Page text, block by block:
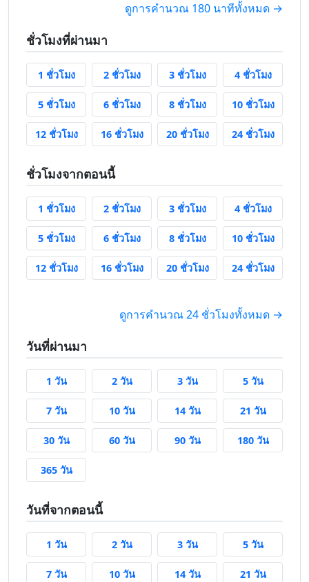
ดูการคำนวณ 180 นาทีทั้งหมด →
ชั่วโมงที่ผ่านมา
1 ชั่วโมง1 ชั่วโมงที่แล้ว
2 ชั่วโมง2 ชั่วโมงที่แล้ว
3 ชั่วโมง3 ชั่วโมงที่แล้ว
4 ชั่วโมง4 ชั่วโม
5 ชั่วโมง5 ชั่วโมงที่แล้ว
6 ชั่วโมง6 ชั่วโมงที่แล้ว
8 ชั่วโมง8 ชั่วโมงที่แล้ว
10 ชั่วโมง10 ชั่วโ
12 ชั่วโมง12 ชั่วโมงที่แล้ว
16 ชั่วโมง16 ชั่วโมงที่แล้ว
20 ชั่วโมง20 ชั่วโมงที่แล้ว
24 ชั่วโมง24 ชั่วโ
ชั่วโมงจากตอนนี้
1 ชั่วโมง1 ชั่วโมงจากนี้
2 ชั่วโมง2 ชั่วโมงจากนี้
3 ชั่วโมง3 ชั่วโมงจากนี้
4 ชั่วโมง4 ชั่วโม
5 ชั่วโมง5 ชั่วโมงจากนี้
6 ชั่วโมง6 ชั่วโมงจากนี้
8 ชั่วโมง8 ชั่วโมงจากนี้
10 ชั่วโมง10 ชั่วโ
12 ชั่วโมง12 ชั่วโมงจากนี้
16 ชั่วโมง16 ชั่วโมงจากนี้
20 ชั่วโมง20 ชั่วโมงจากนี้
24 ชั่วโมง24 ชั่วโ
ดูการคำนวณ 24 ชั่วโมงทั้งหมด →
วันที่ผ่านมา
1 วัน1 วันที่แล้ว 2 วัน2 วันที่แล้ว 3 วัน3 วันที่แล้ว 5 วัน5 วันที่แล้ว
7 วัน7 วันที่แล้ว10 วัน10 วันที่แล้ว14 วัน14 วันที่แล้ว21 วัน21 วันที่แ
30 วัน30 วันที่แล้ว60 วัน60 วันที่แล้ว90 วัน90 วันที่แล้ว180 วัน180 วันที่
365 วัน365 วันที่แล้ว
วันที่จากตอนนี้
1 วัน1 วันจากนี้ 2 วัน2 วันจากนี้ 3 วัน3 วันจากนี้ 5 วัน5 วันจากนี้
7 วัน7 วันจากนี้10 วัน10 วันจากนี้14 วัน14 วันจากนี้21 วัน21 วันจา